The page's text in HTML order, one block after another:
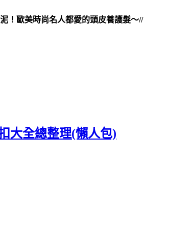
！歐美時尚名人都愛的頭皮養護髮～//
大全總整理(懶人包)